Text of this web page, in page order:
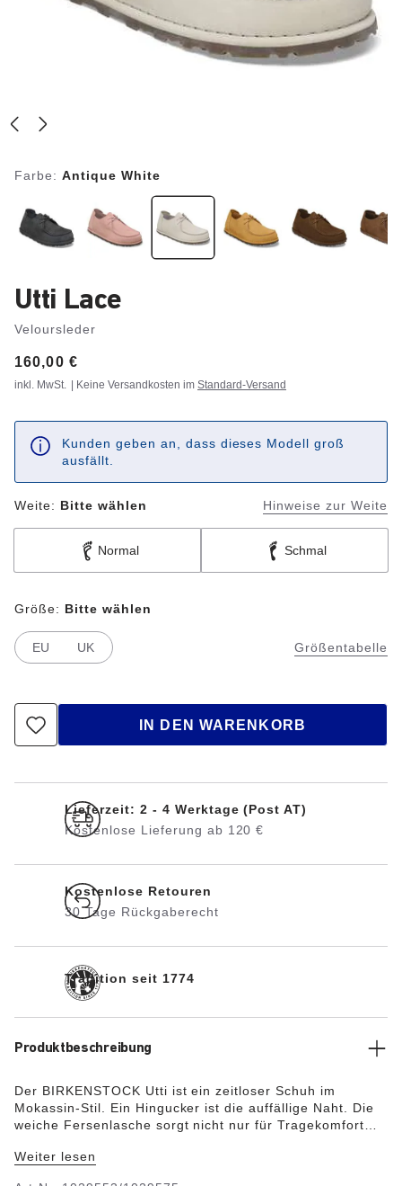
Farbe: Antique White
Utti Lace
Veloursleder
Price:
160,00 €
inkl. MwSt. | Keine Versandkosten im Standard-Versand
Kunden geben an, dass dieses Modell groß
ausfällt.
Weite: Bitte wählen Hinweise zur Weite
Normal Schmal
Größentabelle
Größe: Bitte wählen
EU UK
IN DEN WARENKORB
Lieferzeit: 2 - 4 Werktage (Post AT)
Kostenlose Lieferung ab 120 €
Kostenlose Retouren
30 Tage Rückgaberecht
Tradition seit 1774
Produktbeschreibung
Der BIRKENSTOCK Utti ist ein zeitloser Schuh im
Mokassin-Stil. Ein Hingucker ist die auffällige Naht. Die
weiche Fersenlasche sorgt nicht nur für Tragekomfort
und ausziehen lässt.
Weiter lesen